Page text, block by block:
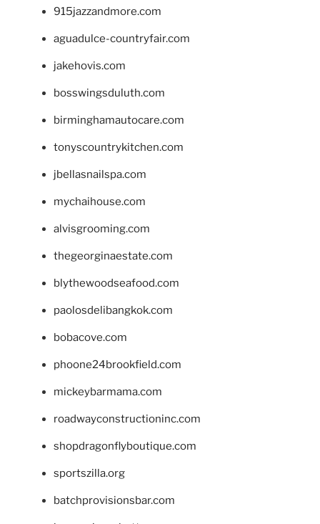
915jazzandmore.com
aguadulce-countryfair.com
jakehovis.com
bosswingsduluth.com
birminghamautocare.com
tonyscountrykitchen.com
jbellasnailspa.com
mychaihouse.com
alvisgrooming.com
thegeorginaestate.com
blythewoodseafood.com
paolosdelibangkok.com
bobacove.com
phoone24brookfield.com
mickeybarmama.com
roadwayconstructioninc.com
shopdragonflyboutique.com
sportszilla.org
batchprovisionsbar.com